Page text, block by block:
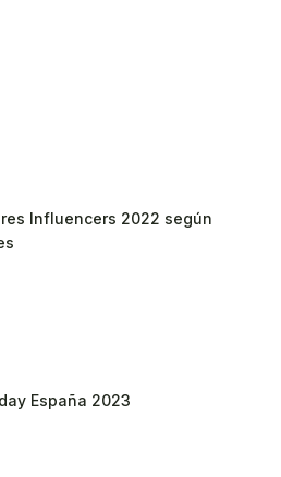
Influencers 2022 según
España 2023